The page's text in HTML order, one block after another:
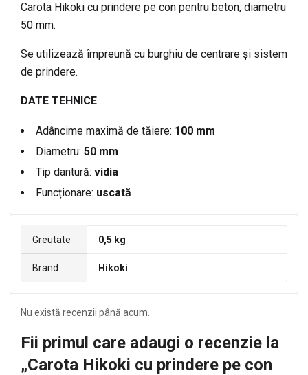
Carota Hikoki cu prindere pe con pentru beton, diametru
50 mm.
Se utilizează împreună cu burghiu de centrare și sistem
de prindere.
DATE TEHNICE
Adâncime maximă de tăiere: 100 mm
Diametru: 50 mm
Tip dantură: vidia
Funcționare: uscată
Greutate 0,5 kg
Brand Hikoki
Nu există recenzii până acum.
Fii primul care adaugi o recenzie la
„Carota Hikoki cu prindere pe con